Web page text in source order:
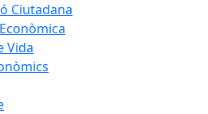
Ciutadana
Vida